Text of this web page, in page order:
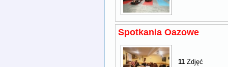
Spotkania Oazowe
11 Zdjęć